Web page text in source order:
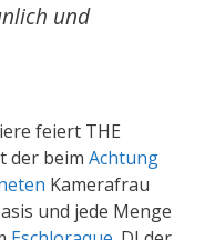
und
feiert THE
der beim Achtung
Kamerafrau
und jede Menge